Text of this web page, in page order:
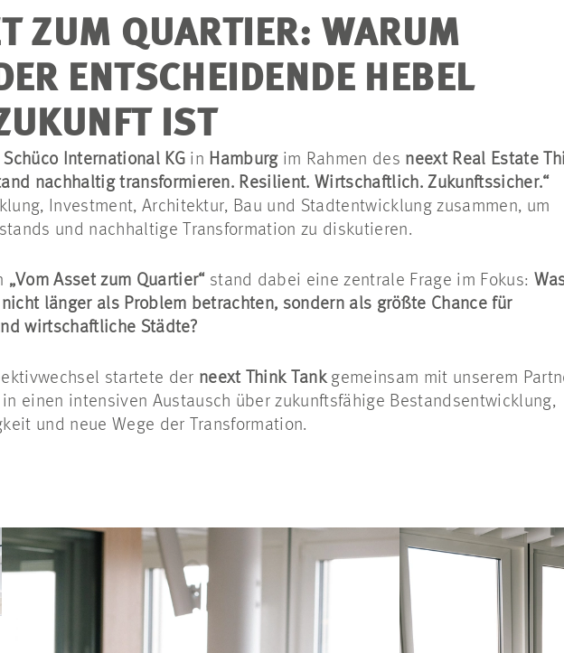
ZUM QUARTIER: WARUM
ENTSCHEIDENDE HEBEL
IST
Schüco International KGin Hamburg im Rahmen des neext Real Estate
nachhaltig transformieren. Resilient. Wirtschaftlich. Zukunftssicher.“
Investment, Architektur, Bau und Stadtentwicklung zusammen, um
und nachhaltige Transformation zu diskutieren.
„Vom Asset zum Quartier“ stand dabei eine zentrale Frage im Fokus:
länger als Problem betrachten, sondern als größte Chance für
wirtschaftliche Städte?
startete der neext Think Tankgemeinsam mit unserem
in einen intensiven Austausch über zukunftsfähige Bestandsentwicklung,
und neue Wege der Transformation.